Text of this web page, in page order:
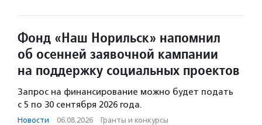
Фонд «Наш Норильск» напомнил
об осенней заявочной кампании
на поддержку социальных проектов
Запрос на финансирование можно будет подать
с 5 по 30 сентября 2026 года.
Новости · 06.08.2026 · Гранты и конкурсы